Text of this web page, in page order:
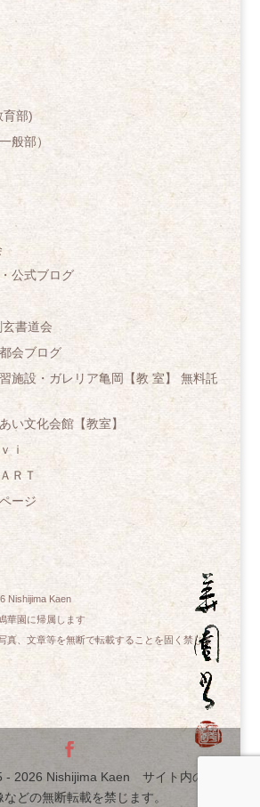
育部)
般部）
公式ブログ
書道会
会ブログ
施設・ガレリア亀岡【教 室】 無料託
い文化会館【教室】
ｉ
ＲＴ
ージ
Nishijima Kaen
華園に帰属します
真、文章等を無断で転載することを固く禁じま
- 2026 Nishijima Kaen サイト内の文
どの無断転載を禁じます。